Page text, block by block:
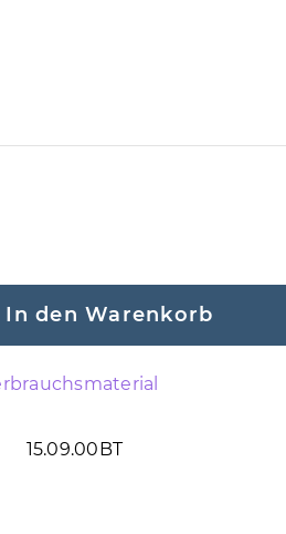
In den Warenkorb
15.09.00BT